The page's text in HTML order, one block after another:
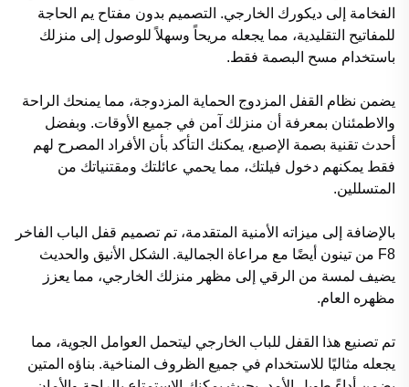
الفخامة إلى ديكورك الخارجي. التصميم بدون مفتاح يم الحاجة
للمفاتيح التقليدية، مما يجعله مريحاً وسهلاً للوصول إلى منزلك
باستخدام مسح البصمة فقط.
يضمن نظام القفل المزدوج الحماية المزدوجة، مما يمنحك الراحة
والاطمئنان بمعرفة أن منزلك آمن في جميع الأوقات. وبفضل
أحدث تقنية بصمة الإصبع، يمكنك التأكد بأن الأفراد المصرح لهم
فقط يمكنهم دخول فيلتك، مما يحمي عائلتك ومقتنياتك من
المتسللين.
بالإضافة إلى ميزاته الأمنية المتقدمة، تم تصميم قفل الباب الفاخر
F8 من تينون أيضًا مع مراعاة الجمالية. الشكل الأنيق والحديث
يضيف لمسة من الرقي إلى مظهر منزلك الخارجي، مما يعزز
مظهره العام.
تم تصنيع هذا القفل للباب الخارجي ليتحمل العوامل الجوية، مما
يجعله مثاليًا للاستخدام في جميع الظروف المناخية. بناؤه المتين